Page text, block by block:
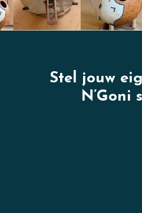
Stel jouw
N’Goni